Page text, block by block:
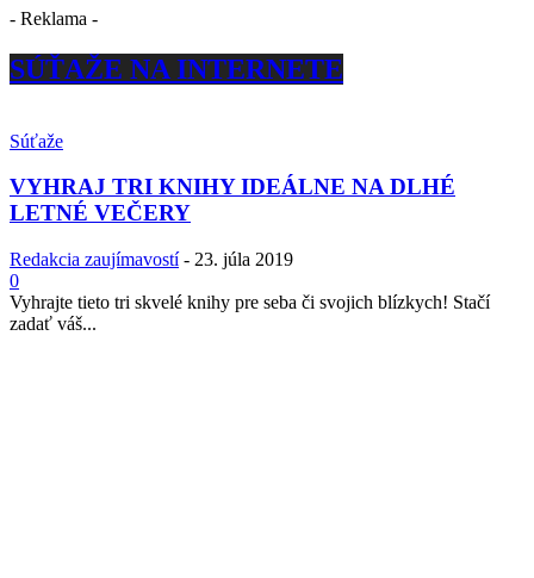
- Reklama -
SÚŤAŽE NA INTERNETE
Súťaže
VYHRAJ TRI KNIHY IDEÁLNE NA DLHÉ
LETNÉ VEČERY
Redakcia zaujímavostí - 23. júla 2019
0
Vyhrajte tieto tri skvelé knihy pre seba či svojich blízkych! Stačí
zadať váš...